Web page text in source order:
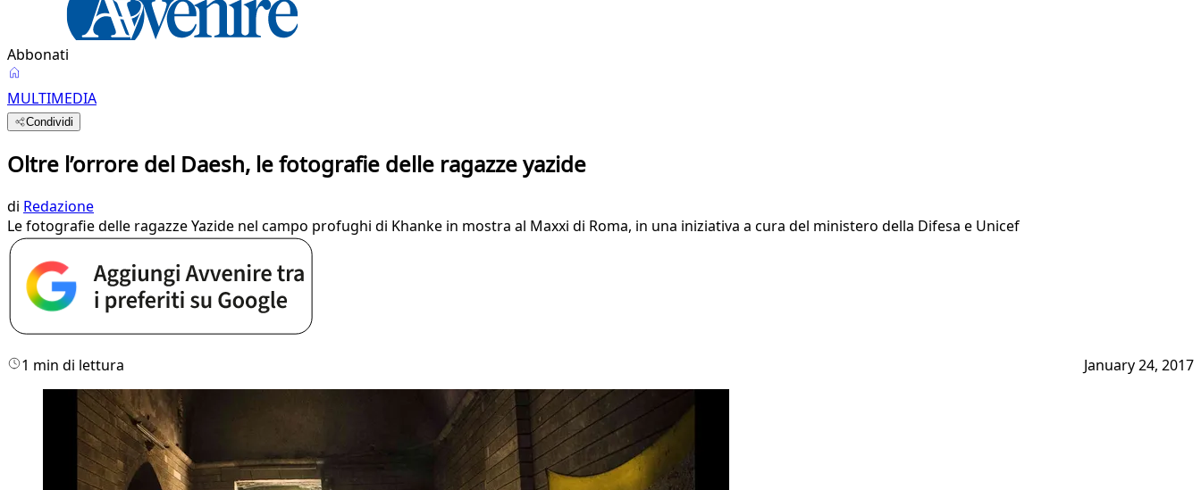
Abbonati
MULTIMEDIA
Condividi
Oltre l’orrore del Daesh, le fotografie delle ragazze yazide
di Redazione
Le fotografie delle ragazze Yazide nel campo profughi di Khanke in mostra al Maxxi di Roma, in una iniziativa a cura del ministero della Difesa e Unicef
1 min di lettura January 24, 2017